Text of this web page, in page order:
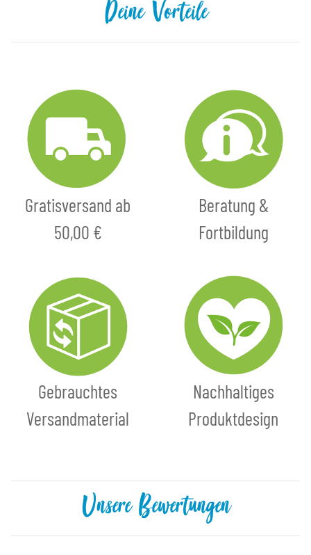
Deine Vorteile
Gratisversand ab
50,00 €
Beratung &
Fortbildung
Gebrauchtes
Versandmaterial
Nachhaltiges
Produktdesign
Unsere Bewertungen